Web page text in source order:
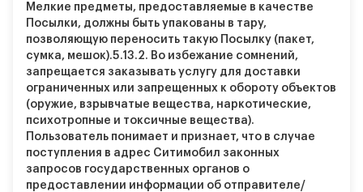
Мелкие предметы, предоставляемые в качестве
Посылки, должны быть упакованы в тару,
позволяющую переносить такую Посылку (пакет,
сумка, мешок).5.13.2. Во избежание сомнений,
запрещается заказывать услугу для доставки
ограниченных или запрещенных к обороту объектов
(оружие, взрывчатые вещества, наркотические,
психотропные и токсичные вещества).
Пользователь понимает и признает, что в случае
поступления в адрес Ситимобил законных
запросов государственных органов о
предоставлении информации об отправителе/